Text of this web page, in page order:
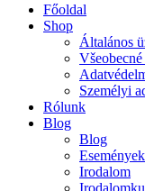
Főoldal
Shop
Általános
Személyi
Rólunk
Blog
Blog
Események
Irodalom